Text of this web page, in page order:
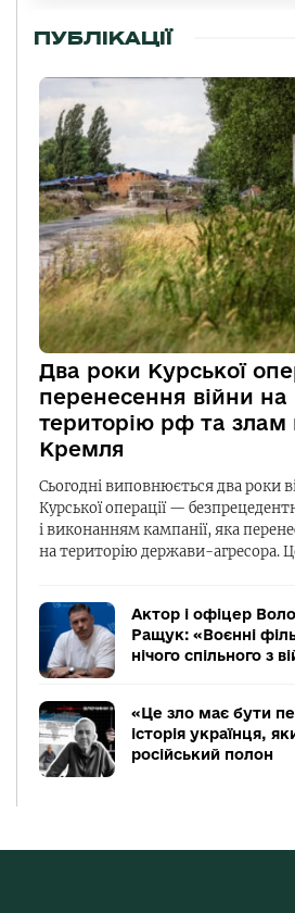
ПУБЛІКАЦІЇ
Два роки Курської
перенесення війни на
територію рф та злам
Кремля
Сьогодні виповнюється два роки
Курської операції —
і виконанням кампанії, яка
на територію держави-агресора.
Актор і офіцер
Ращук: «Воєнні
нічого спільного з
«Це зло має бути
історія українця,
російський полон